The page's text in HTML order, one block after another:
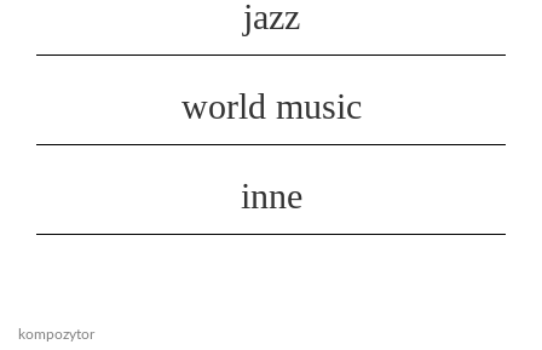
jazz
world music
inne
kompozytor